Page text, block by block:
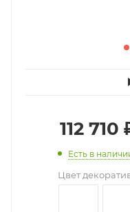
112 710
Есть в
Цвет